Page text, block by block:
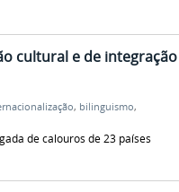
cultural e de integração
, bilinguismo,
de calouros de 23 países